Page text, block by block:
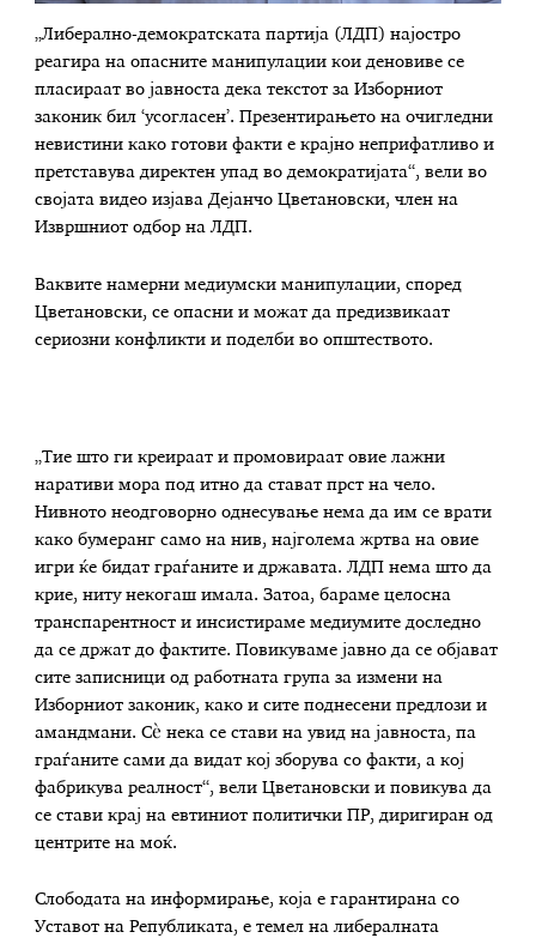
„Либерално-демократската партија (ЛДП) најостро
реагира на опасните манипулации кои деновиве се
пласираат во јавноста дека текстот за Изборниот
законик бил ‘усогласен’. Презентирањето на очигледни
невистини како готови факти е крајно неприфатливо и
претставува директен упад во демократијата“, вели во
својата видео изјава Дејанчо Цветановски, член на
Извршниот одбор на ЛДП.
Ваквите намерни медиумски манипулации, според
Цветановски, се опасни и можат да предизвикаат
сериозни конфликти и поделби во општеството.
„Тие што ги креираат и промовираат овие лажни
наративи мора под итно да стават прст на чело.
Нивното неодговорно однесување нема да им се врати
како бумеранг само на нив, најголема жртва на овие
игри ќе бидат граѓаните и државата. ЛДП нема што да
крие, ниту некогаш имала. Затоа, бараме целосна
транспарентност и инсистираме медиумите доследно
да се држат до фактите. Повикуваме јавно да се објават
сите записници од работната група за измени на
Изборниот законик, како и сите поднесени предлози и
амандмани. Сè нека се стави на увид на јавноста, па
граѓаните сами да видат кој зборува со факти, а кој
фабрикува реалност“, вели Цветановски и повикува да
се стави крај на евтиниот политички ПР, диригиран од
центрите на моќ.
Слободата на информирање, која е гарантирана со
Уставот на Републиката, е темел на либералната